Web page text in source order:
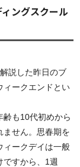
ングスクール
説した昨日のブ
ィークエンドとい
齢も10代初めから
ません。思春期を
ィークデイは一般
すから、1週